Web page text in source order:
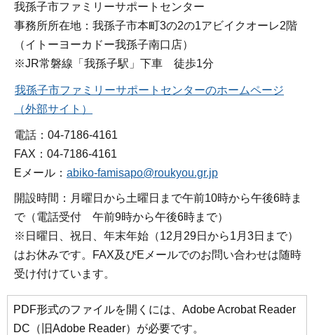
我孫子市ファミリーサポートセンター
事務所所在地：我孫子市本町3の2の1アビイクオーレ2階
（イトーヨーカドー我孫子南口店）
※JR常磐線「我孫子駅」下車 徒歩1分
我孫子市ファミリーサポートセンターのホームページ
（外部サイト）
電話：04-7186-4161
FAX：04-7186-4161
Eメール： abiko-famisapo@roukyou.gr.jp
開設時間：月曜日から土曜日まで午前10時から午後6時ま
で（電話受付 午前9時から午後6時まで）
※日曜日、祝日、年末年始（12月29日から1月3日まで）
はお休みです。FAX及びEメールでのお問い合わせは随時
受け付けています。
PDF形式のファイルを開くには、Adobe Acrobat Reader
DC（旧Adobe Reader）が必要です。